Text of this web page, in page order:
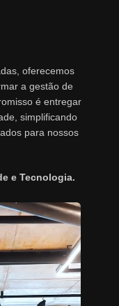
oferecemos
a gestão de
é entregar
simplificando
para nossos
e Tecnologia.